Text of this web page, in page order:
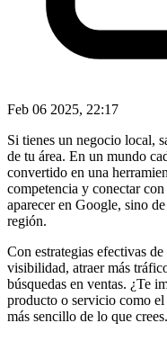
Feb 06 2025, 22:17
Si tienes un negocio local,
de tu área. En un mundo
convertido en una
competencia y conectar
aparecer en Google, sino
región.
Con estrategias efectivas
visibilidad, atraer más
búsquedas en ventas. ¿Te
producto o servicio como
más sencillo de lo que crees.